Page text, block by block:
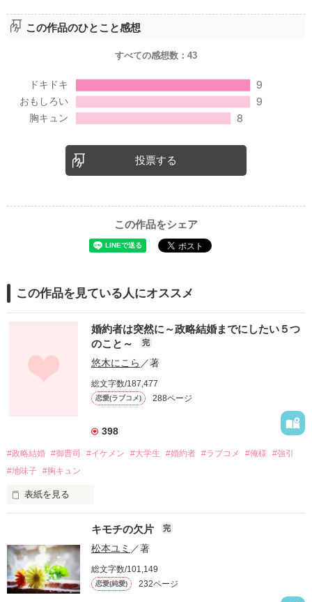
この作品のひとこと感想
すべての感想数： 43
投票する
この作品をシェア
この作品を見ている人にオススメ
婚約者は突然に～政略結婚までにしたい５つ
のこと～
完
悠木にこら ／著
総文字数/187,477
恋愛(ラブコメ) 288ページ
398
#政略結婚 #御曹司 #イケメン #大学生 #婚約者 #ラブコメ #俺様
#強引
#地味子 #胸キュン
表紙を見る
猛勉強の末、ようやくつかんだ憧れのキャンパスライフ
恋愛、友情、勉強
遅れて来た青春を満喫するつもりだった
キモチの欠片 完
松本ユミ ／著
総文字数/101,149
恋愛(純愛) 232ページ